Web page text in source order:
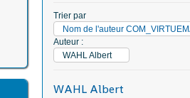
Trier par
Nom de l'auteur
Auteur :
WAHL Albert
WAHL Albert